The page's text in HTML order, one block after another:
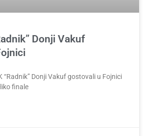
Donji Vakuf
“Radnik” Donji Vakuf gostovali u Fojnici
finale